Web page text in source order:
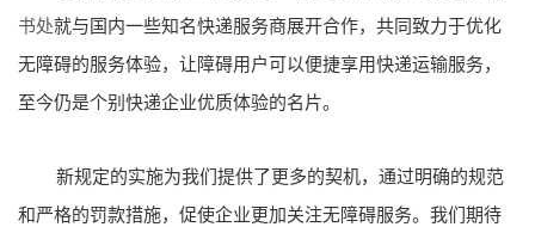
书处就与国内一些知名快递服务商展开合作，共同致力于优化
无障碍的服务体验，让障碍用户可以便捷享用快递运输服务，
至今仍是个别快递企业优质体验的名片。
新规定的实施为我们提供了更多的契机，通过明确的规范
和严格的罚款措施，促使企业更加关注无障碍服务。我们期待